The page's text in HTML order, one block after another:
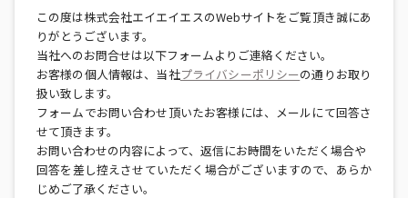
制度・文化
案件プロジェクトのご相談はこちら
採用情報
この度は株式会社エイエイエスのWebサイトをご覧頂き誠にあ
りがとうございます。
当社へのお問合せは以下フォームよりご連絡ください。
お客様の個人情報は、当社プライバシーポリシーの通りお取り
扱い致します。
フォームでお問い合わせ頂いたお客様には、メールにて回答さ
せて頂きます。
お問い合わせの内容によって、返信にお時間をいただく場合や
回答を差し控えさせていただく場合がございますので、あらか
じめご了承ください。